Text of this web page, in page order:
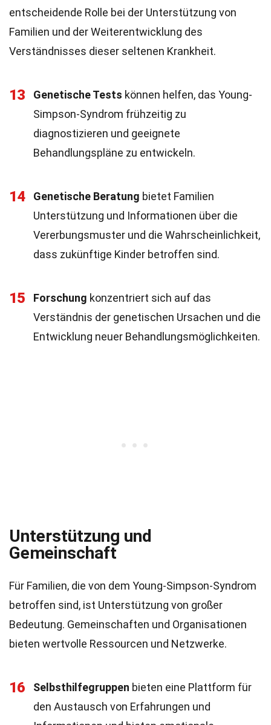
entscheidende Rolle bei der Unterstützung von
Familien und der Weiterentwicklung des
Verständnisses dieser seltenen Krankheit.
13 Genetische Tests können helfen, das Young-
Simpson-Syndrom frühzeitig zu
diagnostizieren und geeignete
Behandlungspläne zu entwickeln.
14 Genetische Beratung bietet Familien
Unterstützung und Informationen über die
Vererbungsmuster und die Wahrscheinlichkeit,
dass zukünftige Kinder betroffen sind.
15 Forschung konzentriert sich auf das
Verständnis der genetischen Ursachen und die
Entwicklung neuer Behandlungsmöglichkeiten.
Unterstützung und
Gemeinschaft
Für Familien, die von dem Young-Simpson-Syndrom
betroffen sind, ist Unterstützung von großer
Bedeutung. Gemeinschaften und Organisationen
bieten wertvolle Ressourcen und Netzwerke.
16 Selbsthilfegruppen bieten eine Plattform für
den Austausch von Erfahrungen und